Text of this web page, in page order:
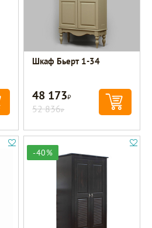
Шкаф Бьерт 1-34
48 173Р
52 836Р
-40%